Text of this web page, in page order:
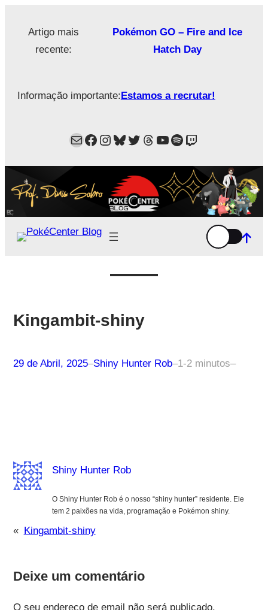
Artigo mais
recente:
Pokémon GO – Fire and Ice
Hatch Day
Informação importante:Estamos a recrutar!
MailFacebook
Instagram
Bluesky
Twitter
Estamos no Threads!
YouTube
Spotify
Twitch
Kingambit-shiny
29 de Abril, 2025–Shiny Hunter Rob–1-2 minutos–
Shiny Hunter Rob
O Shiny Hunter Rob é o nosso “shiny hunter” residente. Ele
tem 2 paixões na vida, programação e Pokémon shiny.
« Kingambit-shiny
Deixe um comentário
O seu endereço de email não será publicado.